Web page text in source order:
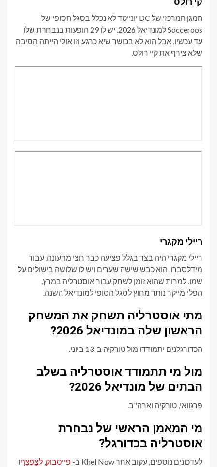
המגן המרכזי של DC יונייטד לא נכלל בסגל הסופי של
Socceroos למונדיאל 2026. יש לו 29 הופעות בנבחרת שלו
עד עכשיו, אבל הוא לא בכושר שיא כרגע וזו אולי הייתה הסיבה
שלא צירף את קיי רולס.
ריילי מקגרי
ריילי מקגרי היה בצד בגלל פציעה כבר חצי מהעונה. עבור
מידלסברו, הוא כבש שישה שערים ויש לו שלושה בישולים על
שמו. למרות שהוא זומן לשחק עבור אוסטרליה במרץ,
הפליימייקר נותר מחוץ לסגל הסופי למונדיאל השנה.
מתי אוסטרליה תשחק את המשחק
הראשון שלה במונדיאל 2026?
הכדורגלנים יתמודדו מול טורקיה ב-13 ביוני.
מול מי תתמודד אוסטרליה בשלב
הבתים של מונדיאל 2026?
פרגוואי, טורקיה וארה"ב.
מי המאמן הראשי של נבחרת
אוסטרליה בכדורגל?
לעדכונים נוספים, עקוב אחר Khel Now ב- פייסבוק, לְצַפְצֵףו